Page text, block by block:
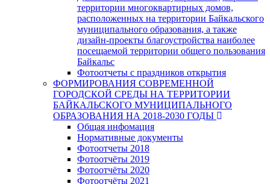
территории многоквартирных домов,
расположенных на территории Байкальского
муниципального образования, а также
дизайн-проекты благоустройства наиболее
посещаемой территории общего пользования
Байкальс
Фотоотчеты с праздников открытия
ФОРМИРОВАНИЯ СОВРЕМЕННОЙ
ГОРОДСКОЙ СРЕДЫ НА ТЕРРИТОРИИ
БАЙКАЛЬСКОГО МУНИЦИПАЛЬНОГО
ОБРАЗОВАНИЯ НА 2018-2030 ГОДЫ
Общая инфомация
Нормативные документы
Фотоотчеты 2018
Фотоотчёты 2019
Фотоотчёты 2020
Фотоотчёты 2021